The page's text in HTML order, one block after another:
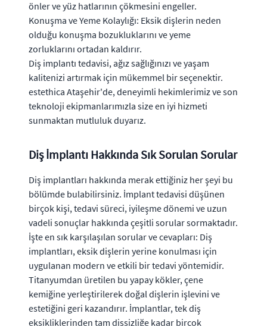
önler ve yüz hatlarının çökmesini engeller.
Konuşma ve Yeme Kolaylığı: Eksik dişlerin neden
olduğu konuşma bozukluklarını ve yeme
zorluklarını ortadan kaldırır.
Diş implantı tedavisi, ağız sağlığınızı ve yaşam
kalitenizi artırmak için mükemmel bir seçenektir.
estethica Ataşehir'de, deneyimli hekimlerimiz ve son
teknoloji ekipmanlarımızla size en iyi hizmeti
sunmaktan mutluluk duyarız.
Diş İmplantı Hakkında Sık Sorulan Sorular
Diş implantları hakkında merak ettiğiniz her şeyi bu
bölümde bulabilirsiniz. İmplant tedavisi düşünen
birçok kişi, tedavi süreci, iyileşme dönemi ve uzun
vadeli sonuçlar hakkında çeşitli sorular sormaktadır.
İşte en sık karşılaşılan sorular ve cevapları: Diş
implantları, eksik dişlerin yerine konulması için
uygulanan modern ve etkili bir tedavi yöntemidir.
Titanyumdan üretilen bu yapay kökler, çene
kemiğine yerleştirilerek doğal dişlerin işlevini ve
estetiğini geri kazandırır. İmplantlar, tek diş
eksikliklerinden tam dişsizliğe kadar birçok